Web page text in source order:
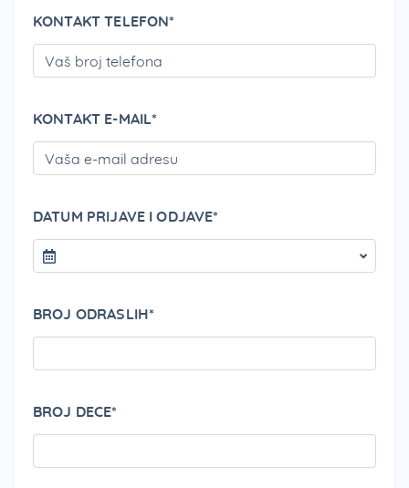
KONTAKT TELEFON*
KONTAKT E-MAIL*
DATUM PRIJAVE I ODJAVE*
BROJ ODRASLIH*
BROJ DECE*